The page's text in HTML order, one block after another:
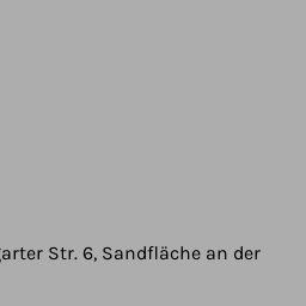
Str. 6, Sandfläche an der